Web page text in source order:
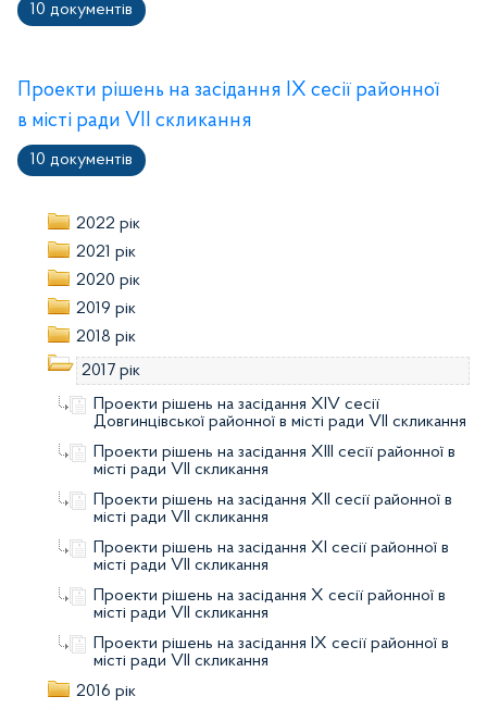
10 документів
Проекти рішень на засідання IX сесії районної
в місті ради VIІ скликання
10 документів
2022 рік
2021 рік
2020 рік
2019 рік
2018 рік
2017 рік
Проекти рішень на засідання XІV сесії
Довгинцівської районної в місті ради VIІ скликання
Проекти рішень на засідання XІІІ сесії районної в
місті ради VIІ скликання
Проекти рішень на засідання XІІ сесії районної в
місті ради VIІ скликання
Проекти рішень на засідання XІ сесії районної в
місті ради VIІ скликання
Проекти рішень на засідання X сесії районної в
місті ради VIІ скликання
Проекти рішень на засідання IX сесії районної в
місті ради VIІ скликання
2016 рік